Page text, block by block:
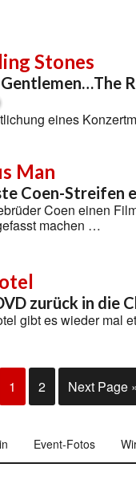
Stones
Gentlemen…The
eines
Man
Coen-Streifen
Coen einen
machen …
zurück in die
gibt es wieder mal
1 2 Next Page
Event-Fotos